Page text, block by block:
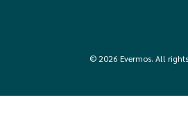
© 2026 Evermos. All